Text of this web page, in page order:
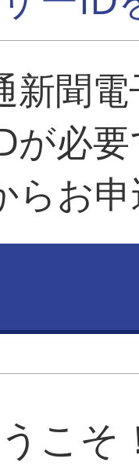
新聞
が必
らお
こそ